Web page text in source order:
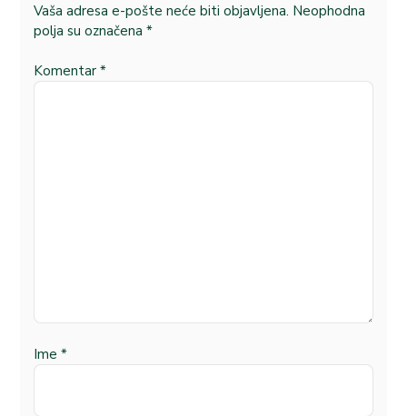
Vaša adresa e-pošte neće biti objavljena. Neophodna
polja su označena *
Komentar *
Ime *